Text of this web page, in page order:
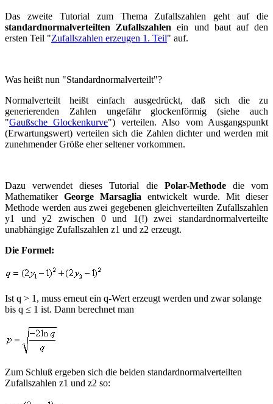
Das zweite Tutorial zum Thema Zufallszahlen geht auf die
standardnormalverteilten Zufallszahlen ein und baut auf den
ersten Teil "Zufallszahlen erzeugen 1. Teil" auf.
Was heißt nun "Standardnormalverteilt"?
Normalverteilt heißt einfach ausgedrückt, daß sich die zu
generierenden Zahlen ungefähr glockenförmig (siehe auch
"Gaußsche Glockenkurve") verteilen. Also vom Ausgangspunkt
(Erwartungswert) verteilen sich die Zahlen dichter und werden mit
zunehmender Größe eher seltener vorkommen.
Dazu verwendet dieses Tutorial die Polar-Methodedie vom
Mathematiker George Marsaglia entwickelt wurde. Mit dieser
Methode werden aus zwei gegebenen gleichverteilten Zufallszahlen
y1 und y2 zwischen 0 und 1(!) zwei standardnormalverteilte
unabhängige Zufallszahlen z1 und z2 erzeugt.
Die Formel:
Ist q > 1, muss erneut ein q-Wert erzeugt werden und zwar solange
bis q ≤ 1 ist. Dann berechnet man
Zum Schluß ergeben sich die beiden standardnormalverteilten
Zufallszahlen z1 und z2 so: